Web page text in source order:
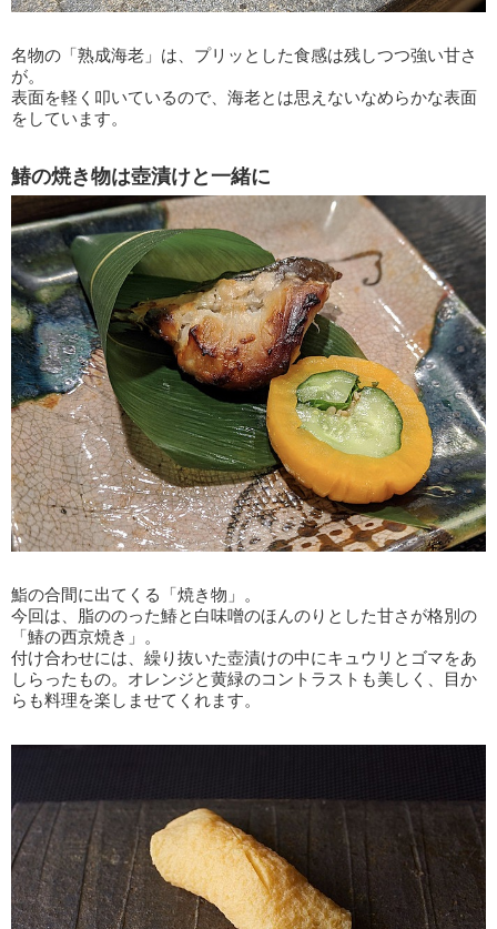
名物の「熟成海老」は、プリッとした食感は残しつつ強い甘さ
が。
表面を軽く叩いているので、海老とは思えないなめらかな表面
をしています。
鰆の焼き物は壺漬けと一緒に
鮨の合間に出てくる「焼き物」。
今回は、脂ののった鰆と白味噌のほんのりとした甘さが格別の
「鰆の西京焼き」。
付け合わせには、繰り抜いた壺漬けの中にキュウリとゴマをあ
しらったもの。オレンジと黄緑のコントラストも美しく、目か
らも料理を楽しませてくれます。